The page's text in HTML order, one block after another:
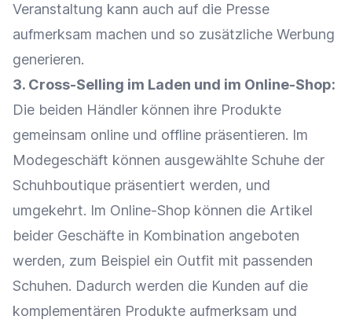
Veranstaltung kann auch auf die Presse
aufmerksam machen und so zusätzliche Werbung
generieren.
3. Cross-Selling im Laden und im Online-Shop:
Die beiden Händler können ihre Produkte
gemeinsam online und offline präsentieren. Im
Modegeschäft können ausgewählte Schuhe der
Schuhboutique präsentiert werden, und
umgekehrt. Im Online-Shop können die Artikel
beider Geschäfte in Kombination angeboten
werden, zum Beispiel ein Outfit mit passenden
Schuhen. Dadurch werden die Kunden auf die
komplementären Produkte aufmerksam und